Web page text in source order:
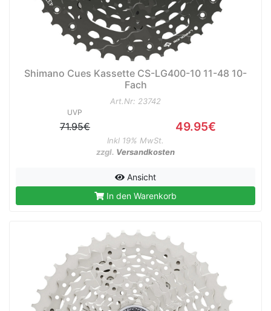
Shimano Cues Kassette CS-LG400-10 11-48 10-
Fach
Art.Nr: 23742
UVP
71.95€ 49.95€
Inkl 19% MwSt.
zzgl. Versandkosten
Ansicht
In den Warenkorb